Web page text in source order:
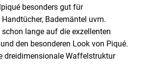
besonders gut für
Handtücher, Bademäntel uvm.
schon lange auf die exzellenten
den besonderen Look von Piqué.
dreidimensionale Waffelstruktur